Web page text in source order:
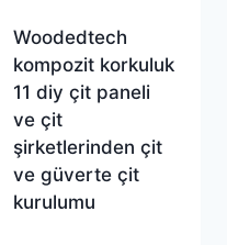
Woodedtech
kompozit korkuluk
11 diy çit paneli
ve çit
şirketlerinden çit
ve güverte çit
kurulumu